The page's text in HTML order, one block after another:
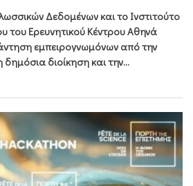
Δεδομένων και το Ινστιτούτο
του Ερευνητικού Κέντρου Αθηνά
εμπειρογνωμόνων από την
δημόσια διοίκηση και την...